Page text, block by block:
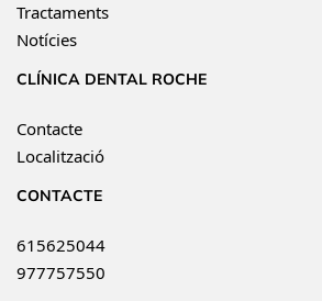
Tractaments
Notícies
CLÍNICA DENTAL ROCHE
Contacte
Localització
CONTACTE
615625044
977757550